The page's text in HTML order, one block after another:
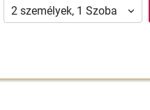
2 személyek, 1 Szoba